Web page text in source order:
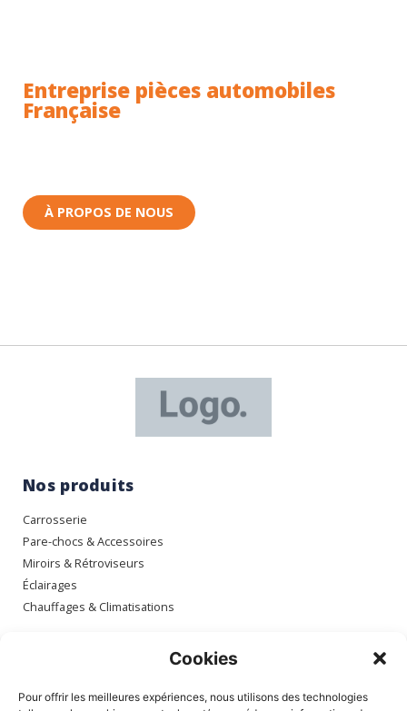
Cookies
Pour offrir les meilleures expériences, nous utilisons des technologies
Entreprise pièces automobiles
Française
À PROPOS DE NOUS
Nos produits
Carrosserie
Pare-chocs & Accessoires
Miroirs & Rétroviseurs
Éclairages
Chauffages & Climatisations
Mon compte